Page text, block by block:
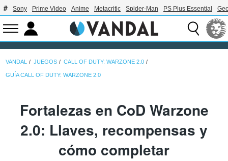
Sony Prime Video Anime Metacritic Spider-Man PS Plus Essential
VANDAL JUEGOS CALL OF DUTY: WARZONE 2.0
GUÍA CALL OF DUTY: WARZONE 2.0
Fortalezas en CoD Warzone
2.0: Llaves, recompensas y
cómo completar